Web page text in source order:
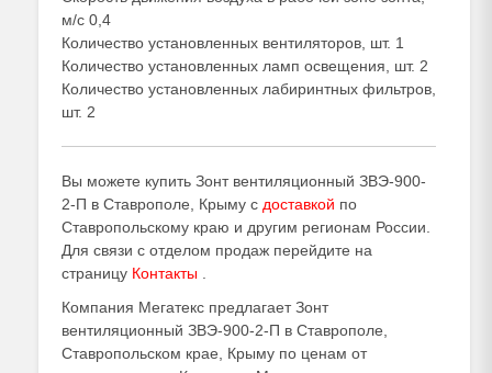
м/с 0,4
Количество установленных вентиляторов, шт. 1
Количество установленных ламп освещения, шт. 2
Количество установленных лабиринтных фильтров,
шт. 2
Вы можете купить Зонт вентиляционный ЗВЭ-900-
2-П в Ставрополе, Крыму с доставкой по
Ставропольскому краю и другим регионам России.
Для связи с отделом продаж перейдите на
страницу Контакты
Компания Мегатекс предлагает Зонт
вентиляционный ЗВЭ-900-2-П в Ставрополе,
Ставропольском крае, Крыму по ценам от